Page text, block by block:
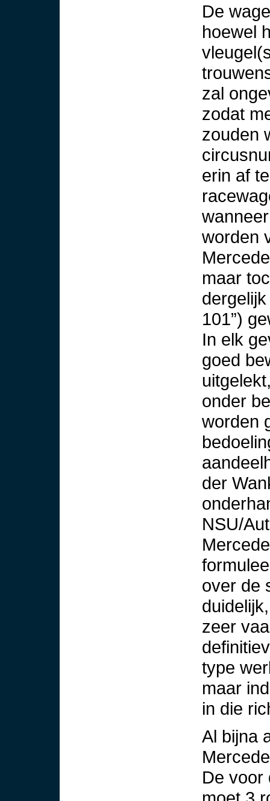
De
hoewel
zal
zodat
zouden
erin af
worden
maar
101”)
In elk
goed
onder
worden
der
NSU/
over de
zeer
type
maar
in die
Al bijna
De voor